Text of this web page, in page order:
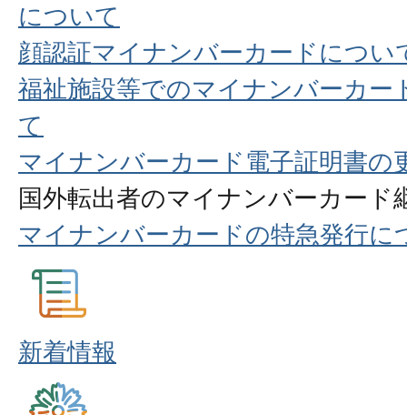
について
顔認証マイナンバーカードについ
福祉施設等でのマイナンバーカー
て
マイナンバーカード電子証明書の
国外転出者のマイナンバーカード
マイナンバーカードの特急発行に
新着情報